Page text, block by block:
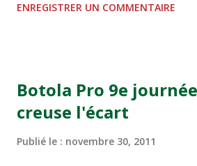
TERRAIN EL ABDI - EL JADIDA 16h30
Mardi 06/12/2011 15H00 WAF - OCS au
DE FES - FES WAC - MAS Reporté
ENREGISTRER UN COMMENTAIRE
Botola Pro 9e journée
creuse l'écart
Publié le : novembre 30, 2011